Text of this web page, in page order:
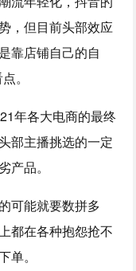
，但目前头部效应
靠店铺自己的自
。
年各大电商的最终
部主播挑选的一定
产品。
可能就要数拼多
都在各种抱怨抢不
。